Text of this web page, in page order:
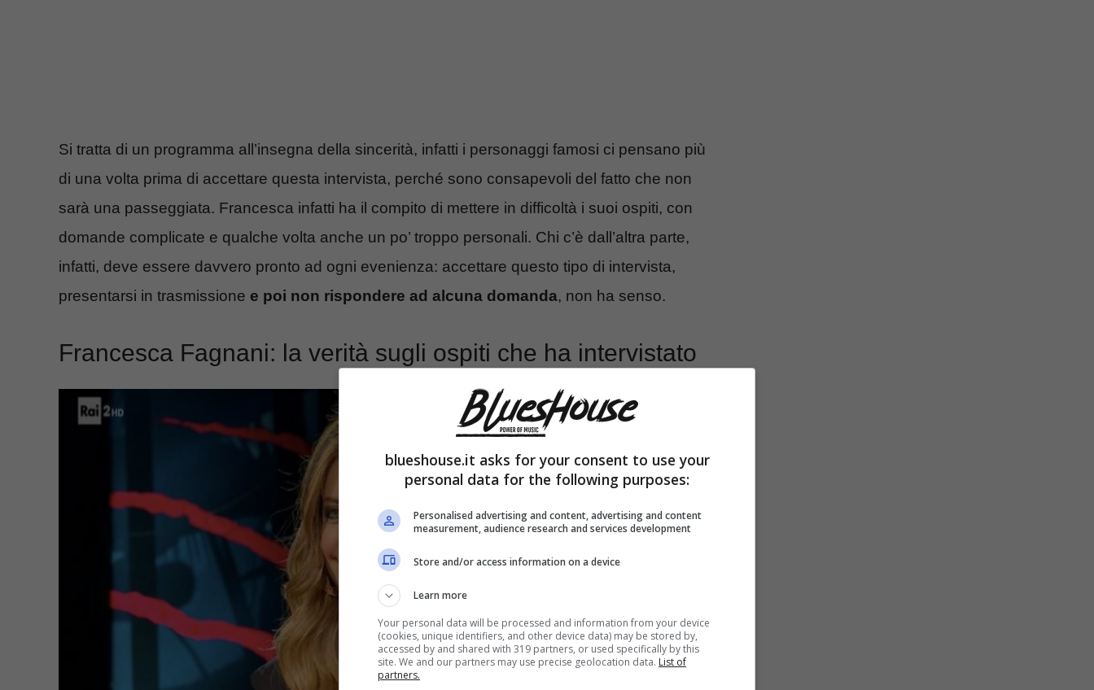
Si tratta di un programma all’insegna della sincerità, infatti i personaggi famosi ci pensano più
di una volta prima di accettare questa intervista, perché sono consapevoli del fatto che non
sarà una passeggiata. Francesca infatti ha il compito di mettere in difficoltà i suoi ospiti, con
domande complicate e qualche volta anche un po’ troppo personali. Chi c’è dall’altra parte,
infatti, deve essere davvero pronto ad ogni evenienza: accettare questo tipo di intervista,
presentarsi in trasmissione e poi non rispondere ad alcuna domanda, non ha senso.
Francesca Fagnani: la verità sugli ospiti che ha intervistato
blueshouse.it asks for your consent to use your
personal data for the following purposes:
Personalised advertising and content, advertising and content
measurement, audience research and services development
Store and/or access information on a device
Learn more
Your personal data will be processed and information from your device
(cookies, unique identifiers, and other device data) may be stored by,
accessed by and shared with 319 partners, or used specifically by this
site. We and our partners may use precise geolocation data. List of
partners.